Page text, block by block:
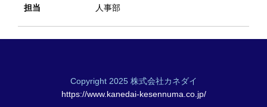
担当 人事部
Copyright 2025 株式会社カネダイ
https://www.kanedai-kesennuma.co.jp/